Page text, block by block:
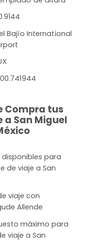
Bajío International
Compra tus
a San Miguel
para
de viaje a San
viaje con
Allende
máximo para
viaje a San